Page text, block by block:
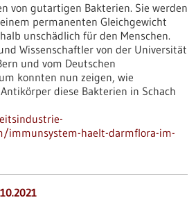
von gutartigen Bakterien. Sie werden
permanenten Gleichgewicht
unschädlich für den Menschen.
Wissenschaftler von der Universität
und vom Deutschen
konnten nun zeigen, wie
diese Bakterien in Schach
immunsystem-haelt-darmflora-im-